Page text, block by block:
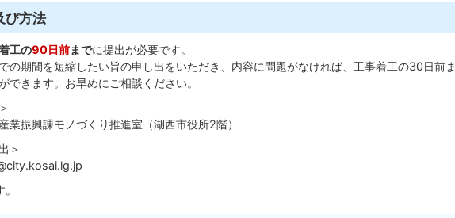
び方法
工の90日前までに提出が必要です。
の期間を短縮したい旨の申し出をいただき、内容に問題がなければ、工事着工の30日前ま
できます。お早めにご相談ください。
業振興課モノづくり推進室（湖西市役所2階）
＞